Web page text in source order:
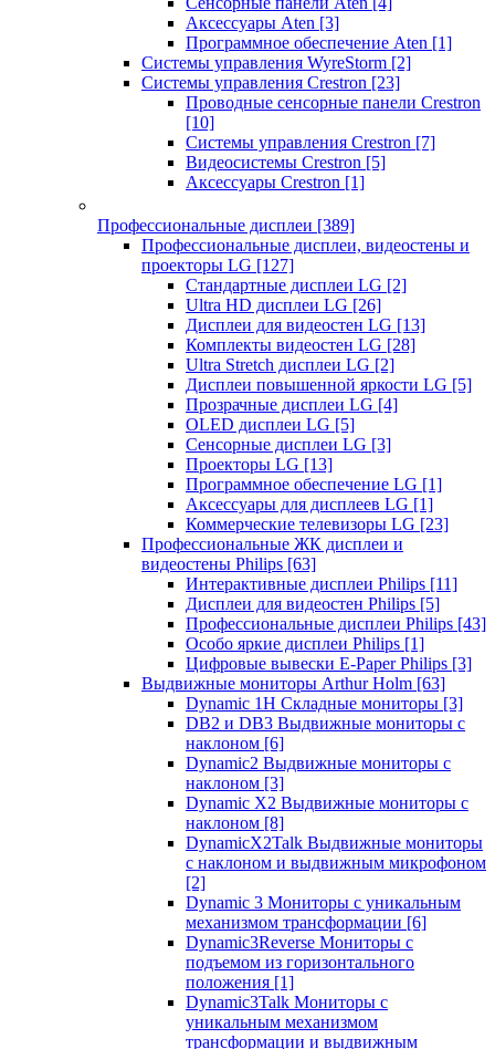
Аксессуары Aten [3]
Программное обеспечение Aten [1]
Системы управления WyreStorm [2]
Системы управления Crestron [23]
Проводные сенсорные панели Crestron
[10]
Системы управления Crestron [7]
Видеосистемы Crestron [5]
Аксессуары Crestron [1]
Профессиональные дисплеи [389]
Профессиональные дисплеи, видеостены и
проекторы LG [127]
Стандартные дисплеи LG [2]
Ultra HD дисплеи LG [26]
Дисплеи для видеостен LG [13]
Комплекты видеостен LG [28]
Ultra Stretch дисплеи LG [2]
Дисплеи повышенной яркости LG [5]
Прозрачные дисплеи LG [4]
OLED дисплеи LG [5]
Сенсорные дисплеи LG [3]
Проекторы LG [13]
Программное обеспечение LG [1]
Аксессуары для дисплеев LG [1]
Коммерческие телевизоры LG [23]
Профессиональные ЖК дисплеи и
видеостены Philips [63]
Интерактивные дисплеи Philips [11]
Дисплеи для видеостен Philips [5]
Профессиональные дисплеи Philips [43]
Особо яркие дисплеи Philips [1]
Цифровые вывески E-Paper Philips [3]
Выдвижные мониторы Arthur Holm [63]
Dynamic 1Н Складные мониторы [3]
DB2 и DB3 Выдвижные мониторы с
наклоном [6]
Dynamic2 Выдвижные мониторы с
наклоном [3]
Dynamic X2 Выдвижные мониторы с
наклоном [8]
DynamicX2Talk Выдвижные мониторы
с наклоном и выдвижным микрофоном
[2]
Dynamic 3 Мониторы с уникальным
механизмом трансформации [6]
Dynamic3Reverse Мониторы с
подъемом из горизонтального
положения [1]
Dynamic3Talk Мониторы с
уникальным механизмом
трансформации и выдвижным